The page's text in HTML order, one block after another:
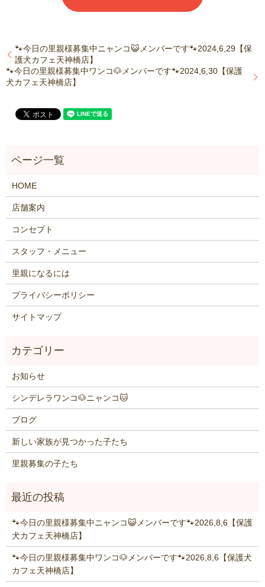
🐾今日の里親様募集中ニャンコ😺メンバーです🐾2024,6,29【保
護犬カフェ天神橋店】
🐾今日の里親様募集中ワンコ🐶メンバーです🐾2024,6,30【保護
犬カフェ天神橋店】
HOME
店舗案内
コンセプト
スタッフ・メニュー
里親になるには
プライバシーポリシー
サイトマップ
お知らせ
シンデレラワンコ🐶ニャンコ🐱
ブログ
新しい家族が見つかった子たち
里親募集の子たち
🐾今日の里親様募集中ニャンコ😺メンバーです🐾2026,8,6【保護
犬カフェ天神橋店】
🐾今日の里親様募集中ワンコ🐶メンバーです🐾2026,8,6【保護犬
カフェ天神橋店】